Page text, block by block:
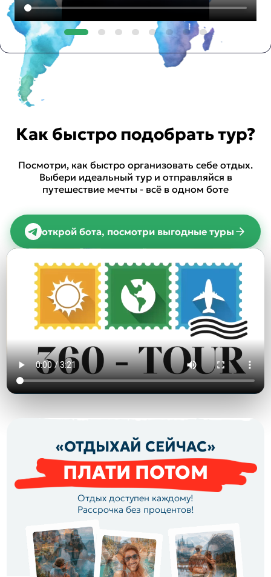
Как быстро подобрать тур?
Посмотри, как быстро организовать себе отдых.
Выбери идеальный тур и отправляйся в
путешествие мечты - всё в одном боте
открой бота, посмотри выгодные туры
«ОТДЫХАЙ СЕЙЧАС»
ПЛАТИ ПОТОМ
Отдых доступен каждому!
Рассрочка без процентов!